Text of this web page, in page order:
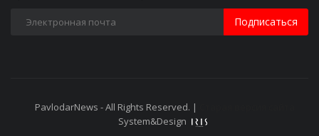
Подписаться
PavlodarNews - All Rights Reserved. |
System&Design